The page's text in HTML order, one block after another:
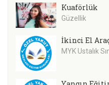
Kuaförlük
Güzellik
İkinci El
MYK Ustalık